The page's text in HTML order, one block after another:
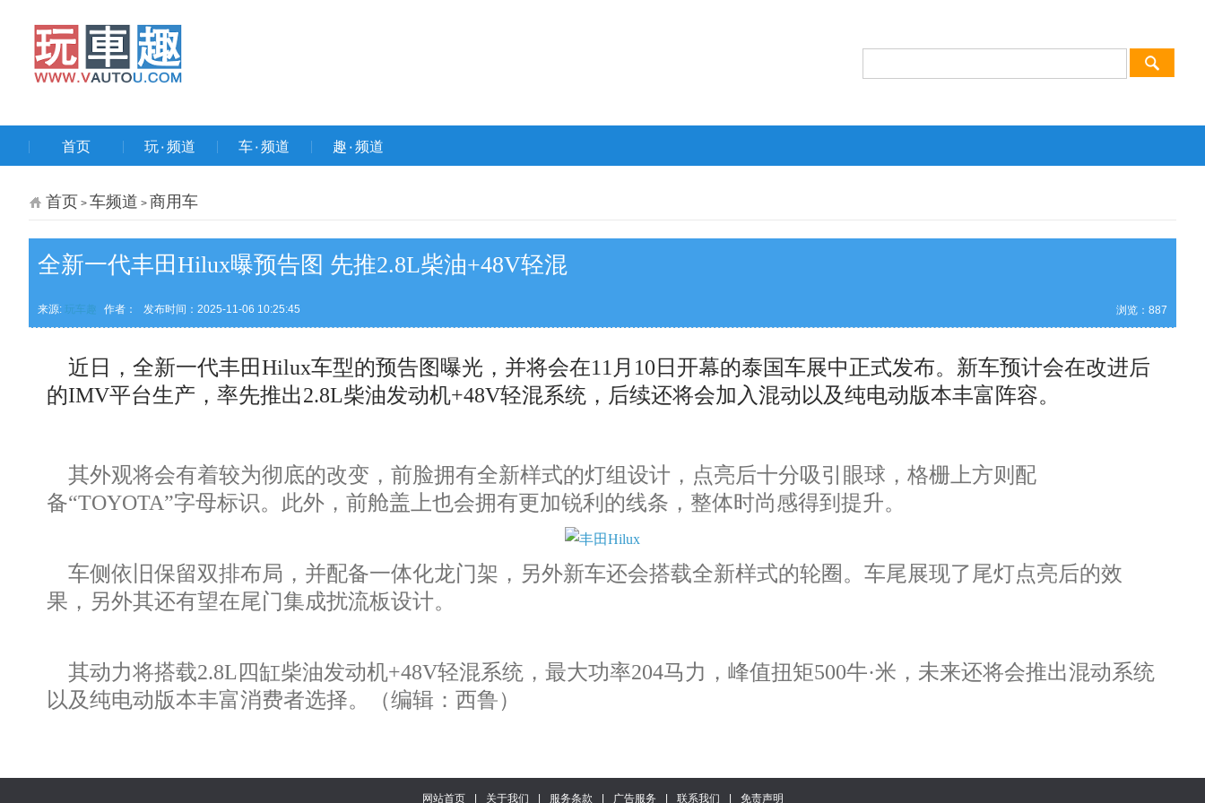
首页 玩۰频道 车۰频道 趣۰频道
首页 > 车频道 > 商用车
全新一代丰田Hilux曝预告图 先推2.8L柴油+48V轻混
来源: 玩车趣 作者： 发布时间：2025-11-06 10:25:45 浏览： 887
近日，全新一代丰田Hilux车型的预告图曝光，并将会在11月10日开幕的泰国车展中正式发布。新车预计会在改进后
的IMV平台生产，率先推出2.8L柴油发动机+48V轻混系统，后续还将会加入混动以及纯电动版本丰富阵容。
其外观将会有着较为彻底的改变，前脸拥有全新样式的灯组设计，点亮后十分吸引眼球，格栅上方则配
备“TOYOTA”字母标识。此外，前舱盖上也会拥有更加锐利的线条，整体时尚感得到提升。
车侧依旧保留双排布局，并配备一体化龙门架，另外新车还会搭载全新样式的轮圈。车尾展现了尾灯点亮后的效
果，另外其还有望在尾门集成扰流板设计。
其动力将搭载2.8L四缸柴油发动机+48V轻混系统，最大功率204马力，峰值扭矩500牛·米，未来还将会推出混动系统
以及纯电动版本丰富消费者选择。（编辑：西鲁）
网站首页 关于我们 服务条款 广告服务 联系我们 免责声明